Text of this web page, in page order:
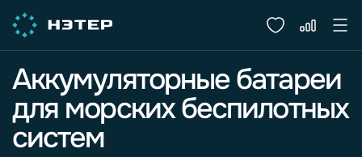
Аккумуляторные батареи
для морских беспилотных
систем